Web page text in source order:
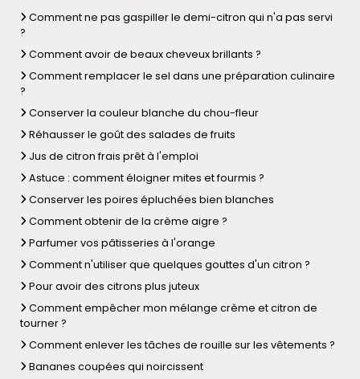
Comment ne pas gaspiller le demi-citron qui n'a pas servi
?
Comment avoir de beaux cheveux brillants ?
Comment remplacer le sel dans une préparation culinaire
?
Conserver la couleur blanche du chou-fleur
Réhausser le goût des salades de fruits
Jus de citron frais prêt à l'emploi
Astuce : comment éloigner mites et fourmis ?
Conserver les poires épluchées bien blanches
Comment obtenir de la crème aigre ?
Parfumer vos pâtisseries à l'orange
Comment n'utiliser que quelques gouttes d'un citron ?
Pour avoir des citrons plus juteux
Comment empêcher mon mélange crème et citron de
tourner ?
Comment enlever les tâches de rouille sur les vêtements ?
Bananes coupées qui noircissent